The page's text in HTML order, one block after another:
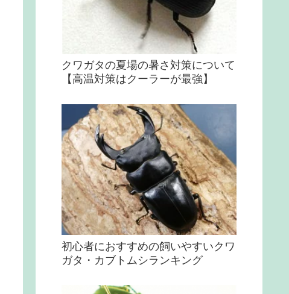
クワガタの夏場の暑さ対策について
【高温対策はクーラーが最強】
初心者におすすめの飼いやすいクワ
ガタ・カブトムシランキング